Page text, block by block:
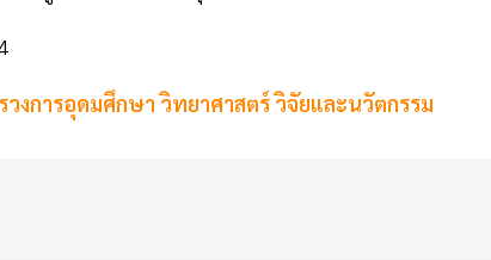
วงการอุดมศึกษา วิทยาศาสตร์ วิจัยและนวัตกรรม